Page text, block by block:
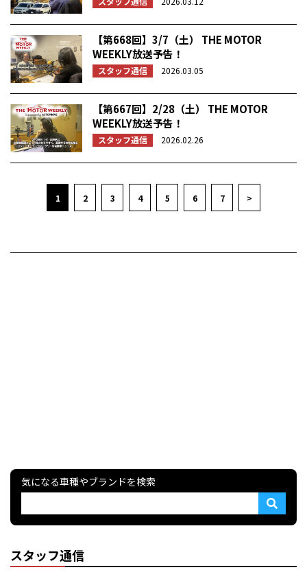
【第668回】3/7（土） THE MOTOR
WEEKLY放送予告！
スタッフ通信 2026.03.05
【第667回】2/28（土） THE MOTOR
WEEKLY放送予告！
スタッフ通信 2026.02.26
1 2 3 4 5 6 7 >
気になる車種やブランドを検索
スタッフ通信